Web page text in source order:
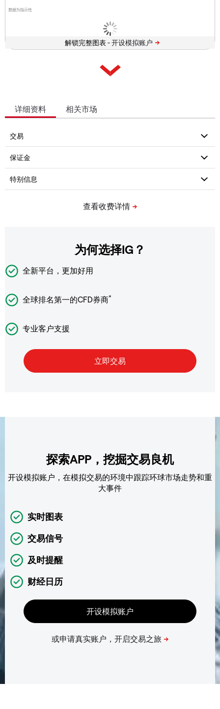
数据为指示性
解锁完整图表 -
详细资料 相关市场
为何选择IG？
全新平台，更加好用
全球排名第一的CFD券商*
专业客户支援
探索APP，挖掘交易良机
开设模拟账户，在模拟交易的环境中跟踪环球市场走势和重
大事件
实时图表
交易信号
及时提醒
财经日历